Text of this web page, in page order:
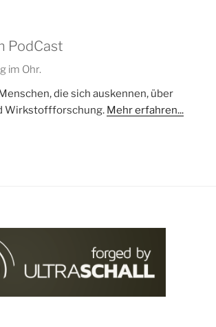
PodCast
im Ohr.
die sich auskennen, über
Wirkstoffforschung. Mehr erfahren...